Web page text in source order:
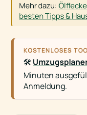
Mehr dazu:
besten Tipps &
KOSTENLOSES
🛠️
Minuten
Anmeldung.